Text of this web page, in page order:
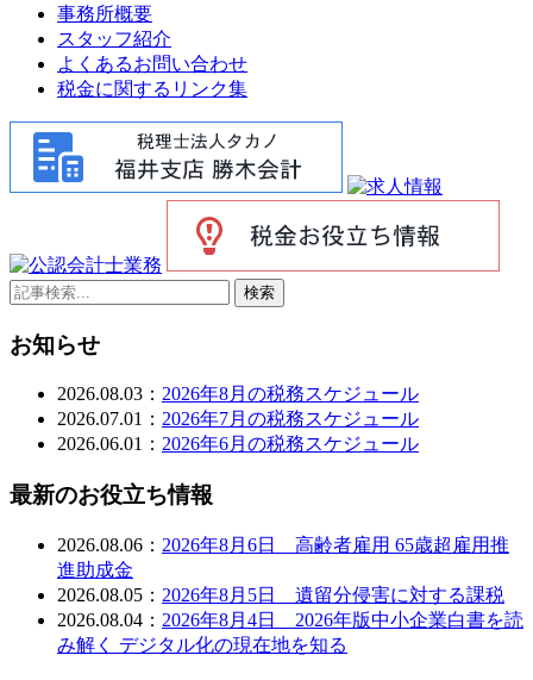
事務所概要
スタッフ紹介
よくあるお問い合わせ
税金に関するリンク集
検索
お知らせ
2026.08.03： 2026年8月の税務スケジュール
2026.07.01： 2026年7月の税務スケジュール
2026.06.01： 2026年6月の税務スケジュール
最新のお役立ち情報
2026.08.06： 2026年8月6日 高齢者雇用 65歳超雇用推
進助成金
2026.08.05： 2026年8月5日 遺留分侵害に対する課税
2026.08.04： 2026年8月4日 2026年版中小企業白書を読
み解く デジタル化の現在地を知る